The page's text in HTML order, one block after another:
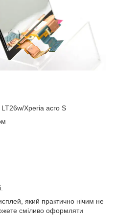
Xperia acro S
який практично нічим не
сміливо оформляти